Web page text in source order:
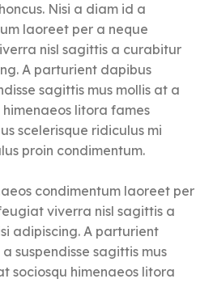
Nisi a diam id a
laoreet per a neque
nisl sagittis a curabitur
A parturient dapibus
sagittis mus mollis at a
litora fames
scelerisque ridiculus mi
proin condimentum.
condimentum laoreet per
viverra nisl sagittis a
adipiscing. A parturient
suspendisse sagittis mus
sociosqu himenaeos litora